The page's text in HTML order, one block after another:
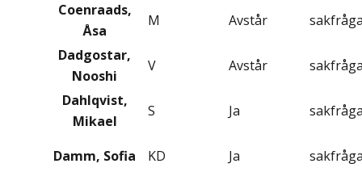
Coenraads,
Åsa
M Avstår
Dadgostar,
Nooshi
V Avstår
Dahlqvist,
Mikael
S Ja
Damm, Sofia KD Ja